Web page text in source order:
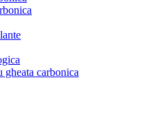
gheata carbonica